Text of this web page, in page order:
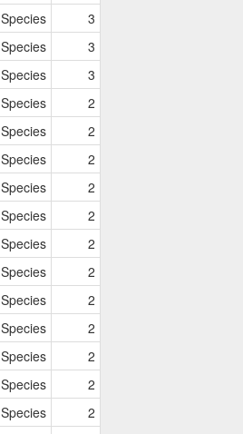
Species
3
Species
3
Species
3
Species
2
Species
2
Species
2
Species
2
Species
2
Species
2
Species
2
Species
2
Species
2
Species
2
Species
2
Species
2